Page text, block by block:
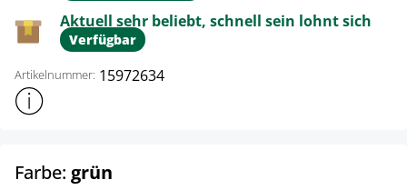
Aktuell sehr beliebt, schnell sein lohnt sich
Verfügbar
Artikelnummer: 15972634
Weitere Produktinformationen anzeigen
Farbe: grün